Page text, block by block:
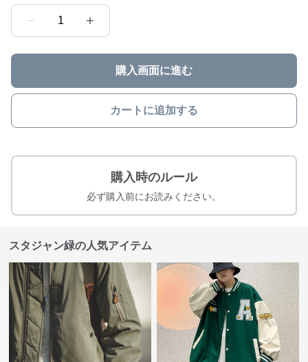
1
購入画面に進む
カートに追加する
購入時のルール
必ず購入前にお読みください。
スタジャン緑の人気アイテム